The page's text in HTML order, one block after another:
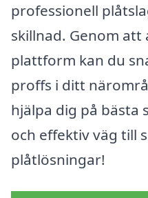
professionell
skillnad. Genom att
plattform kan du
proffs i ditt
hjälpa dig på bästa
och effektiv väg till
plåtlösningar!